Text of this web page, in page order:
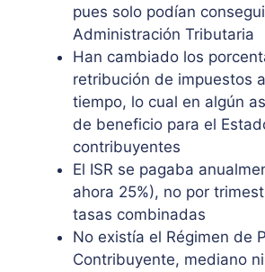
pues solo podían
Administración Tributaria
Han cambiado los
retribución de impuestos
tiempo, lo cual en algún
de beneficio para el
contribuyentes
El ISR se pagaba
ahora 25%), no por
tasas combinadas
No existía el Régimen de
Contribuyente, mediano